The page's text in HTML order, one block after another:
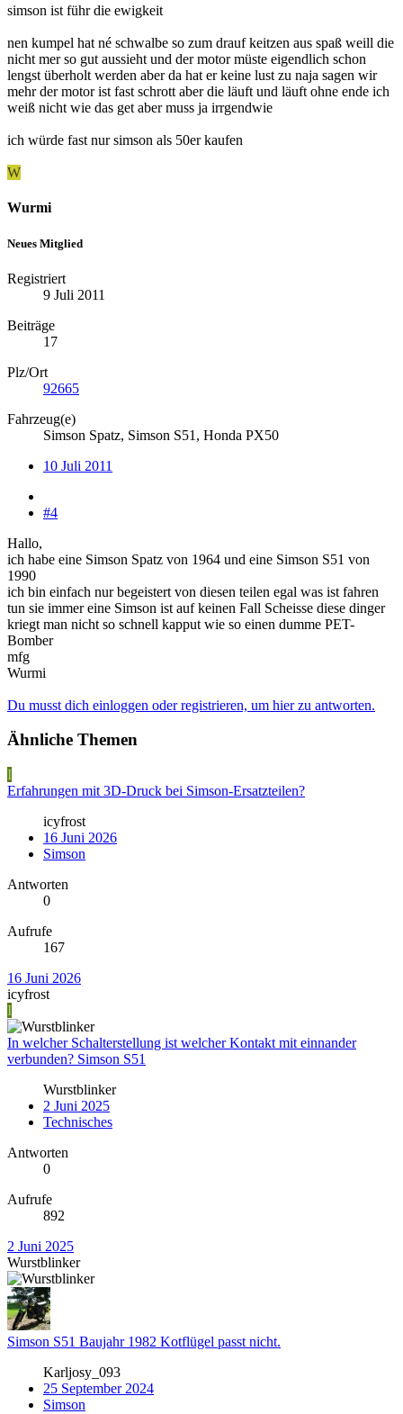
simson ist führ die ewigkeit
nen kumpel hat né schwalbe so zum drauf keitzen aus spaß weill die
nicht mer so gut aussieht und der motor müste eigendlich schon
lengst überholt werden aber da hat er keine lust zu naja sagen wir
mehr der motor ist fast schrott aber die läuft und läuft ohne ende ich
weiß nicht wie das get aber muss ja irrgendwie
ich würde fast nur simson als 50er kaufen
W
Wurmi
Neues Mitglied
Registriert
9 Juli 2011
Beiträge
17
Plz/Ort
92665
Fahrzeug(e)
Simson Spatz, Simson S51, Honda PX50
10 Juli 2011
#4
Hallo,
ich habe eine Simson Spatz von 1964 und eine Simson S51 von
1990
ich bin einfach nur begeistert von diesen teilen egal was ist fahren
tun sie immer eine Simson ist auf keinen Fall Scheisse diese dinger
kriegt man nicht so schnell kapput wie so einen dumme PET-
Bomber
mfg
Wurmi
Du musst dich einloggen oder registrieren, um hier zu antworten.
Ähnliche Themen
I
Erfahrungen mit 3D-Druck bei Simson-Ersatzteilen?
icyfrost
16 Juni 2026
Simson
Antworten
0
Aufrufe
167
16 Juni 2026
icyfrost
I
In welcher Schalterstellung ist welcher Kontakt mit einnander
verbunden? Simson S51
Wurstblinker
2 Juni 2025
Technisches
Antworten
0
Aufrufe
892
2 Juni 2025
Wurstblinker
Simson S51 Baujahr 1982 Kotflügel passt nicht.
Karljosy_093
25 September 2024
Simson